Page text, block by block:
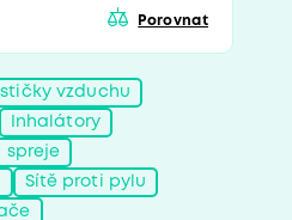
Porovnat
vzduchu
Inhalátory
spreje
Sítě proti pylu